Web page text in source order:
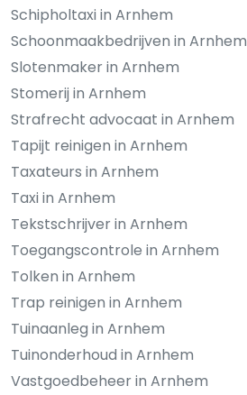
Schipholtaxi in Arnhem
Schoonmaakbedrijven in Arnhem
Slotenmaker in Arnhem
Stomerij in Arnhem
Strafrecht advocaat in Arnhem
Tapijt reinigen in Arnhem
Taxateurs in Arnhem
Taxi in Arnhem
Tekstschrijver in Arnhem
Toegangscontrole in Arnhem
Tolken in Arnhem
Trap reinigen in Arnhem
Tuinaanleg in Arnhem
Tuinonderhoud in Arnhem
Vastgoedbeheer in Arnhem